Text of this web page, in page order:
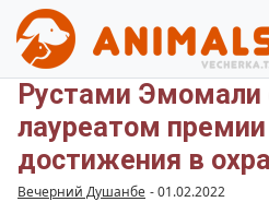
Рустами
лауреатом премии
достижения в
Вечерний Душанбе -01.02.2022